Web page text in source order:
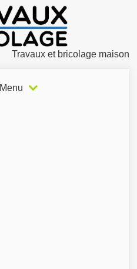
Travaux et bricolage maison
Menu